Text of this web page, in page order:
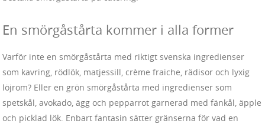
En smörgåstårta kommer i alla former
Varför inte en smörgåstårta med riktigt svenska ingredienser
som kavring, rödlök, matjessill, crème fraiche, rädisor och lyxig
löjrom? Eller en grön smörgåstårta med ingredienser som
spetskål, avokado, ägg och pepparrot garnerad med fänkål, äpple
och picklad lök. Enbart fantasin sätter gränserna för vad en